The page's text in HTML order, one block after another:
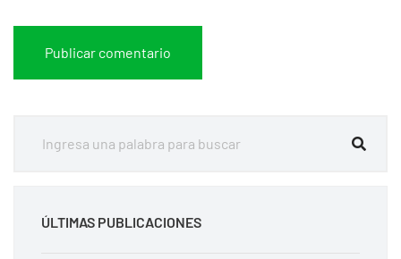
ÚLTIMAS PUBLICACIONES